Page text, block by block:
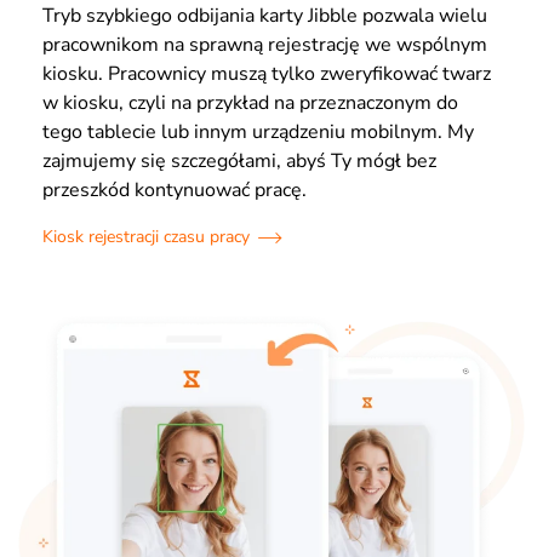
Tryb szybkiego odbijania karty Jibble pozwala wielu
pracownikom na sprawną rejestrację we wspólnym
kiosku. Pracownicy muszą tylko zweryfikować twarz
w kiosku, czyli na przykład na przeznaczonym do
tego tablecie lub innym urządzeniu mobilnym. My
zajmujemy się szczegółami, abyś Ty mógł bez
przeszkód kontynuować pracę.
Kiosk rejestracji czasu pracy